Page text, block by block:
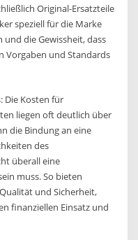
Original-Ersatzteile
speziell für die Marke
die Gewissheit, dass
Vorgaben und Standards
Die Kosten für
liegen oft deutlich über
die Bindung an eine
des
überall eine
muss. So bieten
und Sicherheit,
finanziellen Einsatz und